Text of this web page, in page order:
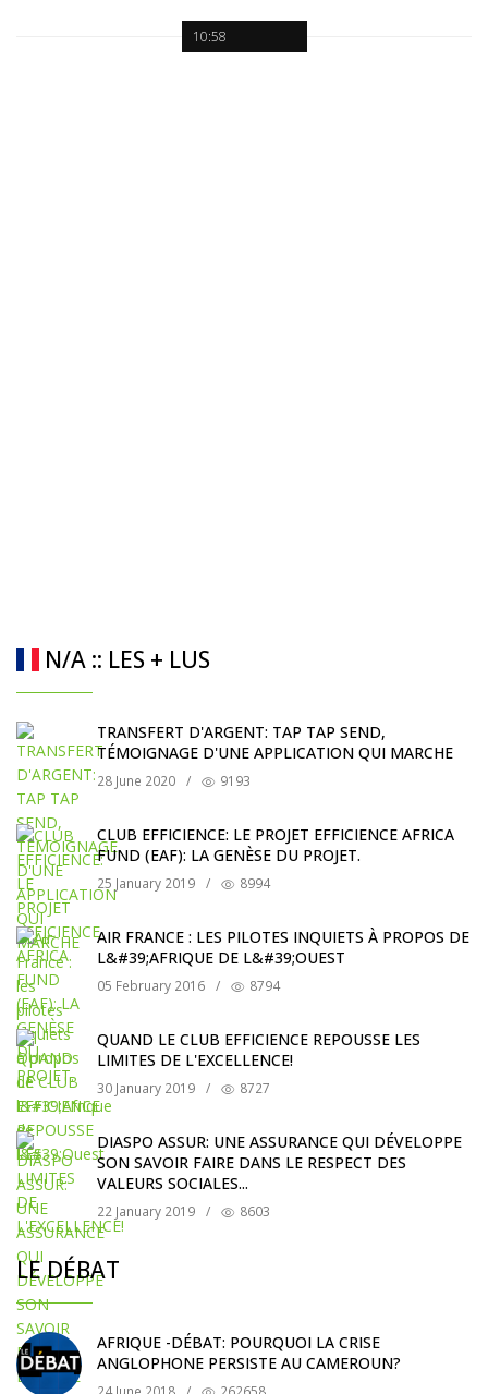
10:58
N/A :: LES + LUS
TRANSFERT D'ARGENT: TAP TAP SEND,
TÉMOIGNAGE D'UNE APPLICATION QUI MARCHE
28 June 2020 / 9193
CLUB EFFICIENCE: LE PROJET EFFICIENCE AFRICA
FUND (EAF): LA GENÈSE DU PROJET.
25 January 2019 / 8994
AIR FRANCE : LES PILOTES INQUIETS À PROPOS DE
L&#39;AFRIQUE DE L&#39;OUEST
05 February 2016 / 8794
QUAND LE CLUB EFFICIENCE REPOUSSE LES
LIMITES DE L'EXCELLENCE!
30 January 2019 / 8727
DIASPO ASSUR: UNE ASSURANCE QUI DÉVELOPPE
SON SAVOIR FAIRE DANS LE RESPECT DES
VALEURS SOCIALES...
22 January 2019 / 8603
LE DÉBAT
AFRIQUE -DÉBAT: POURQUOI LA CRISE
ANGLOPHONE PERSISTE AU CAMEROUN?